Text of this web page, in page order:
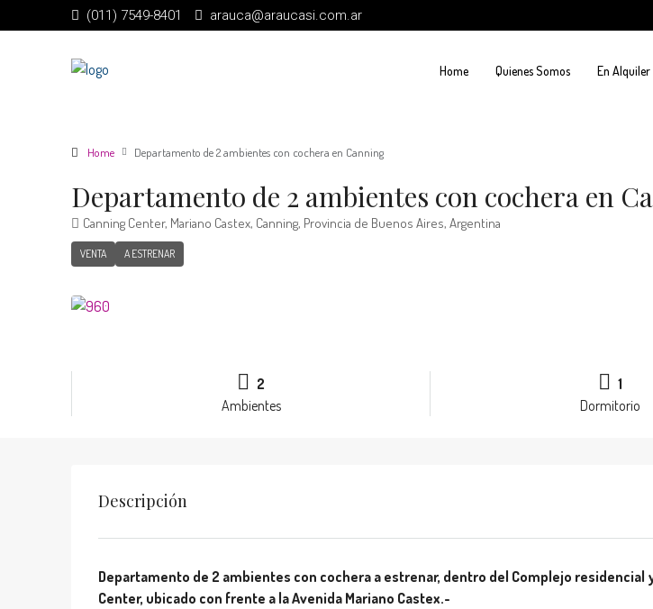
(011) 7549-8401 arauca@araucasi.com.ar
Home Quienes Somos En Alquiler
Home Departamento de 2 ambientes con cochera en Canning
Departamento de 2 ambientes con cochera en
Canning Center, Mariano Castex, Canning, Provincia de Buenos Aires, Argentina
VENTA A ESTRENAR
2
Ambientes
1
Dormitorio
Descripción
Departamento de 2 ambientes con cochera a estrenar, dentro del Complejo residencial
Center, ubicado con frente a la Avenida Mariano Castex.-